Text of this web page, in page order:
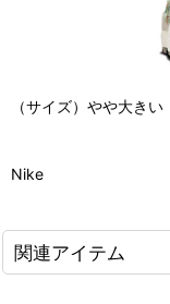
（サイズ）やや大きい
Nike
関連アイテム